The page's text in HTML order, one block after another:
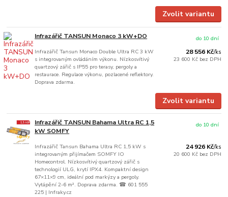
Zvolit variantu
Infrazářič TANSUN Monaco 3 kW+DO
Infrazářič Tansun Monaco Double Ultra RC 3 kW
s integrovaným ovládáním výkonu. Nízkosvítivý
quartzový zářič s IP55 pro terasy, pergoly a
restaurace. Regulace výkonu, pozlacené reflektory.
Doprava zdarma.
28 556 Kč/ks
23 600 Kč bez DPH
do 10 dní
Zvolit variantu
Infrazářič TANSUN Bahama Ultra RC 1,5
kW SOMFY
Infrazářič Tansun Bahama Ultra RC 1,5 kW s
integrovaným přijímačem SOMFY IO
Homecontrol. Nízkosvítivý quartzový zářič s
technologií ULG, krytí IPX4. Kompaktní design
67×11×9 cm, ideální pod markýzy a pergoly.
Vytápění 2-6 m². Doprava zdarma. ☎ 601 555
225 | Infraky.cz
24 926 Kč/ks
20 600 Kč bez DPH
do 10 dní